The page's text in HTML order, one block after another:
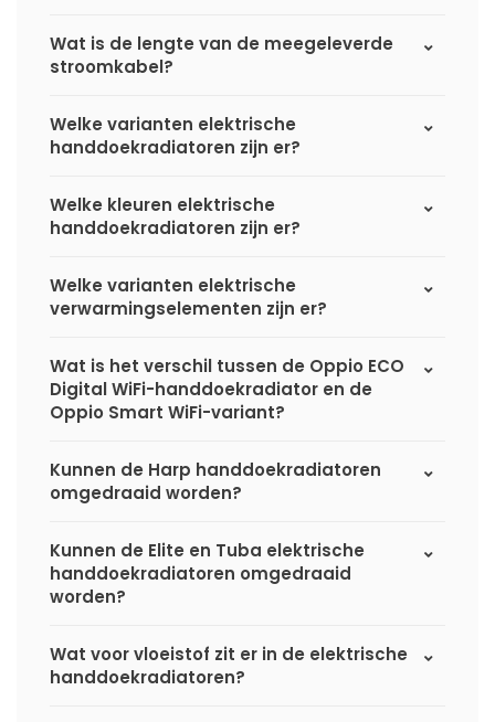
Wat is de lengte van de meegeleverde
stroomkabel?
Welke varianten elektrische
handdoekradiatoren zijn er?
Welke kleuren elektrische
handdoekradiatoren zijn er?
Welke varianten elektrische
verwarmingselementen zijn er?
Wat is het verschil tussen de Oppio ECO
Digital WiFi-handdoekradiator en de
Oppio Smart WiFi-variant?
Kunnen de Harp handdoekradiatoren
omgedraaid worden?
Kunnen de Elite en Tuba elektrische
handdoekradiatoren omgedraaid
worden?
Wat voor vloeistof zit er in de elektrische
handdoekradiatoren?